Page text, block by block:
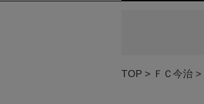
TOP ＦＣ今治